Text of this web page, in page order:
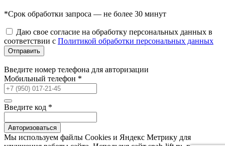
*Срок обработки запроса — не более 30 минут
Даю свое согласие на обработку персональных данных в
соответствии с Политикой обработки персональных данных
Отправить
Введите номер телефона для авторизации
Мобильный телефон *
Введите код *
Авторизоваться
Мы используем файлы Сookies и Яндекс Метрику для